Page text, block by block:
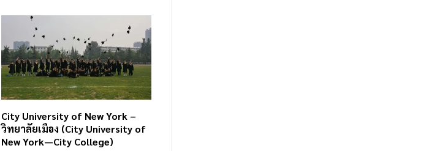
City University of New York –
วิทยาลัยเมือง (City University of
New York—City College)